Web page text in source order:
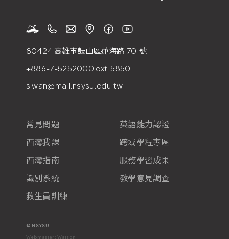
80424 高雄市鼓山區蓮海路 70 號
+886-7-5252000 ext.5850
siwan@mail.nsysu.edu.tw
常見問題
西灣我課
西灣指南
識別系統
救生員訓練
英語能力認證
跨域學程專區
服務學習成果
教學意見調查
© NSYSU
Webmaster: Watson